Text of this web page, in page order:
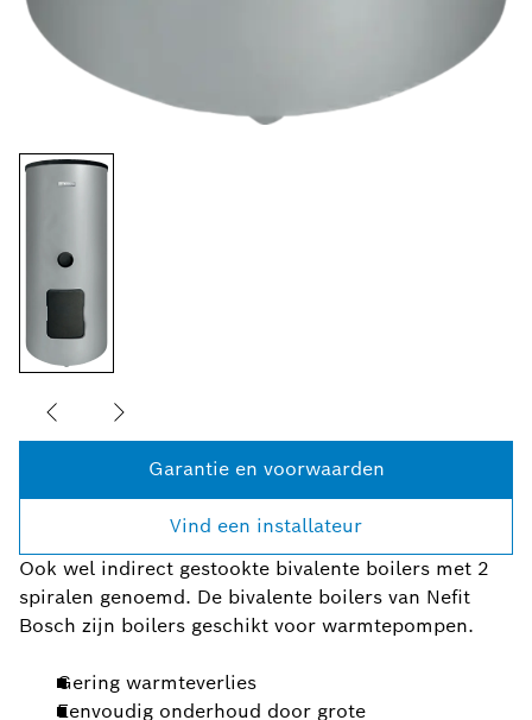
Garantie en voorwaarden
Vind een installateur
Ook wel indirect gestookte bivalente boilers met 2
spiralen genoemd. De bivalente boilers van Nefit
Bosch zijn boilers geschikt voor warmtepompen.
Gering warmteverlies
Eenvoudig onderhoud door grote